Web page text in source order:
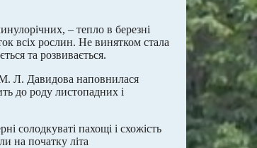
– тепло в березні
всіх рослин. Не винятком стала
та розвивається.
М. Л. Давидова наповнилася
до роду листопадних і
солодкуваті пахощі і схожість
на початку літа